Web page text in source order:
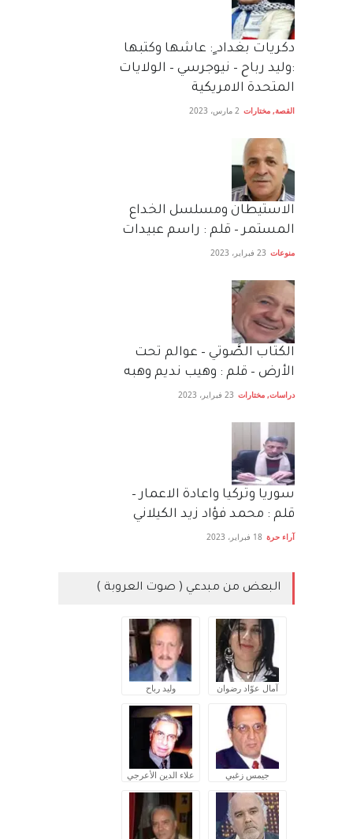
دكريات بغداد ٍ: عاشها وكتبها
:وليد رباح – نيوجرسي – الولايات
المتحدة الامريكية
القصة, مختارات 2 مارس، 2023
الاستيطان ومسلسل الخداع
المستمر – قلم : راسم عبيدات
منوعات 23 فبراير، 2023
الكتاب الصَّوتي – عوالم تحت
الأرض – قلم : وهيب نديم وهبه
دراسات, مختارات 23 فبراير، 2023
سوريا وتركيا واعادة الاعمار –
قلم : محمد فؤاد زيد الكيلاني
آراء حرة 18 فبراير، 2023
البعض من مبدعي ( صوت العروبة )
آمال عوّاد رضوان وليد رباح
جيمس زغبي علاء الدين الأعرجي